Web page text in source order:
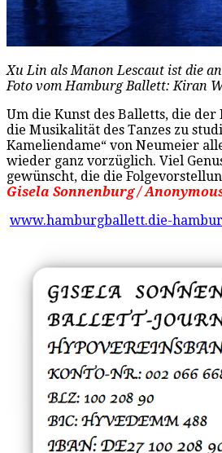
Xu Lin als Manon Lescaut ist die
Foto vom Hamburg Ballett: Kiran
Um die Kunst des Balletts, die
die Musikalität des Tanzes zu
Kameliendame“ von Neumeier
wieder ganz vorzüglich. Viel
gewünscht, die die
Gisela Sonnenburg /
www.hamburgballett.die-